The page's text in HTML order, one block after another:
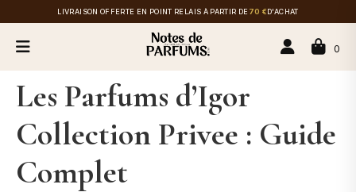
LIVRAISON OFFERTE EN POINT RELAIS À PARTIR DE 70 €D'ACHAT
0
Les Parfums d’Igor
Collection Privee : Guide
Complet